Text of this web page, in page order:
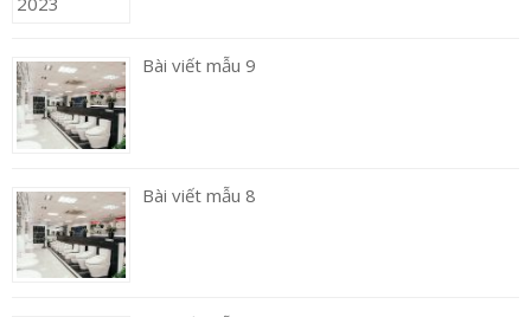
Bài viết mẫu 9
Bài viết mẫu 8